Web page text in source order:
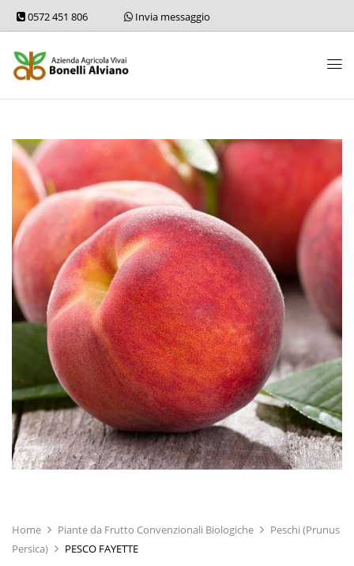
0572 451 806 Invia messaggio
Home Piante da Frutto Convenzionali Biologiche
Peschi (Prunus
Persica)
PESCO FAYETTE